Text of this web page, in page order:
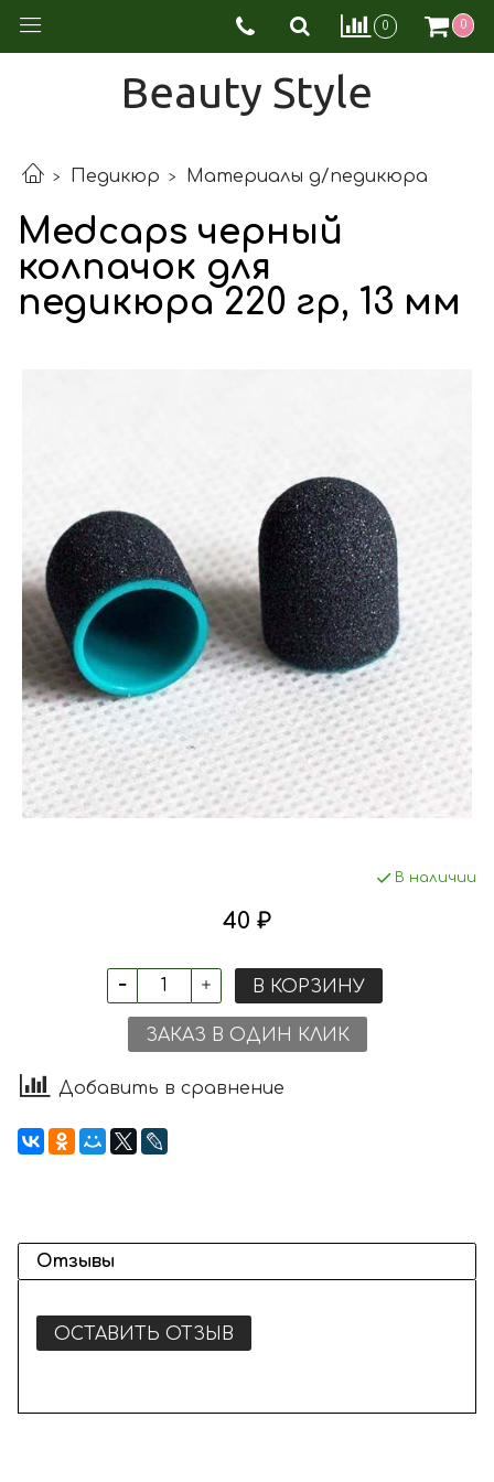
0 0
Beauty Style
Педикюр Материалы д/педикюра
Medcaps черный
колпачок для
педикюра 220 гр, 13 мм
В наличии
40 ₽
В КОРЗИНУ
ЗАКАЗ В ОДИН КЛИК
Добавить в сравнение
Отзывы
ОСТАВИТЬ ОТЗЫВ